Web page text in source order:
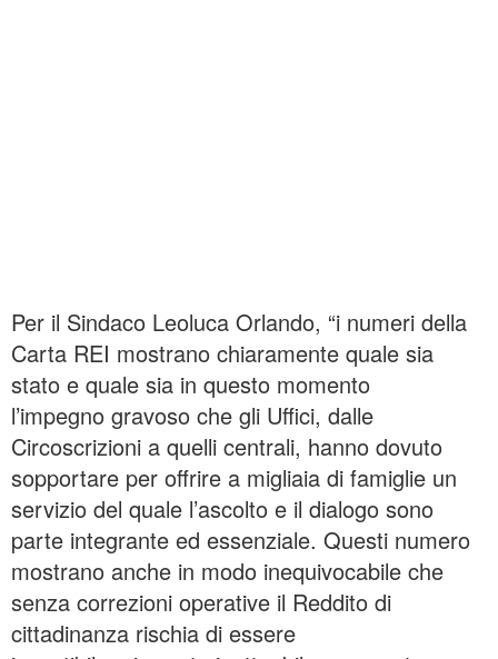
Per il Sindaco Leoluca Orlando, “i numeri della
Carta REI mostrano chiaramente quale sia
stato e quale sia in questo momento
l’impegno gravoso che gli Uffici, dalle
Circoscrizioni a quelli centrali, hanno dovuto
sopportare per offrire a migliaia di famiglie un
servizio del quale l’ascolto e il dialogo sono
parte integrante ed essenziale. Questi numero
mostrano anche in modo inequivocabile che
senza correzioni operative il Reddito di
cittadinanza rischia di essere